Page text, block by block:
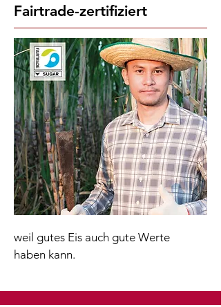
Fairtrade-zertifiziert
weil gutes Eis auch gute Werte
haben kann​​​.